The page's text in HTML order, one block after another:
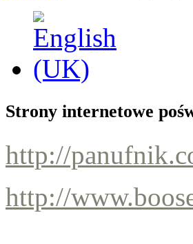
Strony internetowe
http://
http://